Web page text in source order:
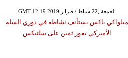
GMT 12:19 2019 الجمعة ,22 شباط / فبراير
ميلواكي باكس يستأنف نشاطه في دوري السلة
الأميركي بفوز ثمين على سلتيكس